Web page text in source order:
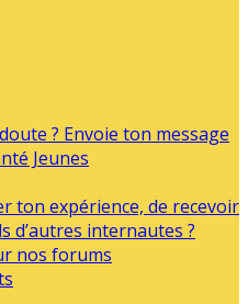
? Envoie ton message
Jeunes
ton expérience, de recevoir
d’autres internautes ?
nos forums